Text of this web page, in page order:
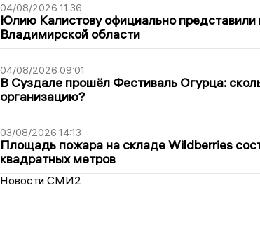
04/08/2026 11:36
Юлию Калистову официально представили
Владимирской области
04/08/2026 09:01
В Суздале прошёл Фестиваль Огурца:
организацию?
03/08/2026 14:13
Площадь пожара на складе Wildberries
квадратных метров
Новости СМИ2